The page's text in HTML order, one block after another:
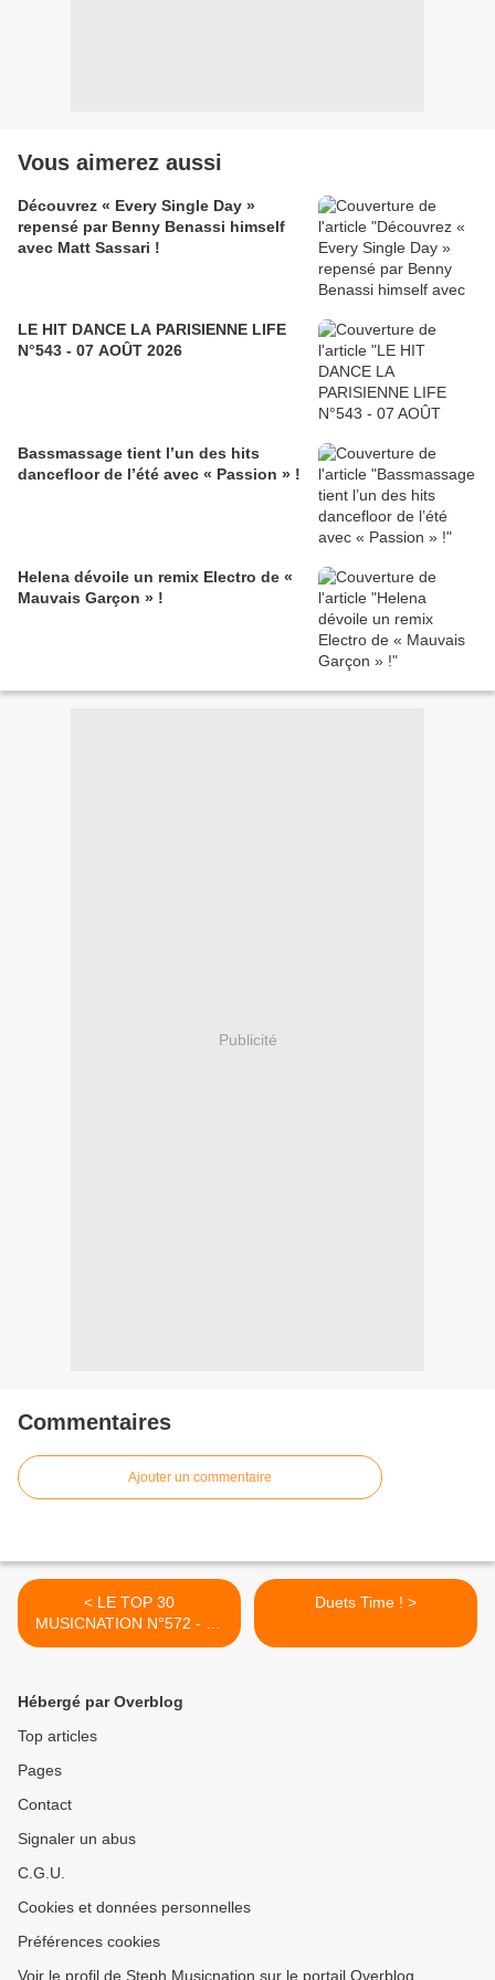
Vous aimerez aussi
Découvrez « Every Single Day »
repensé par Benny Benassi himself
avec Matt Sassari !
LE HIT DANCE LA PARISIENNE LIFE
N°543 - 07 AOÛT 2026
Bassmassage tient l’un des hits
dancefloor de l’été avec « Passion » !
Helena dévoile un remix Electro de «
Mauvais Garçon » !
Publicité
Commentaires
Ajouter un commentaire
< LE TOP 30
MUSICNATION N°572 - 31
MAI 2026
Duets Time ! >
Hébergé par Overblog
Top articles
Pages
Contact
Signaler un abus
C.G.U.
Cookies et données personnelles
Préférences cookies
Voir le profil de Steph Musicnation sur le portail Overblog